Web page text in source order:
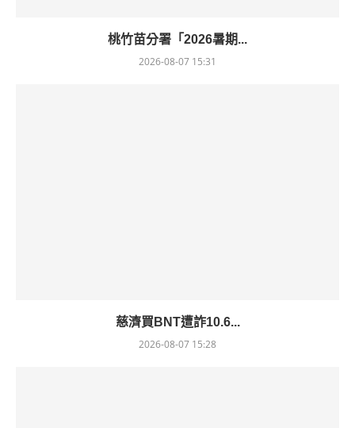
桃竹苗分署「2026暑期...
2026-08-07 15:31
慈濟買BNT遭詐10.6...
2026-08-07 15:28